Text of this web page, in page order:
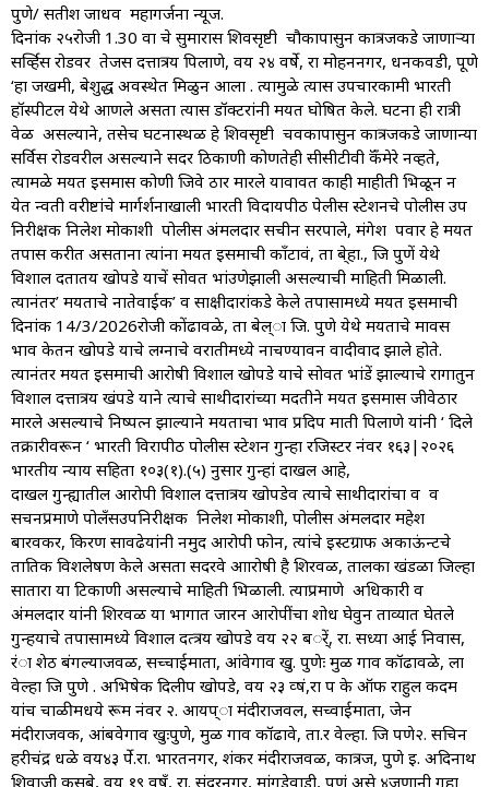
पुणे/ सतीश जाधव महागर्जना न्यूज.
दिनांक २५रोजी 1.30 वा चे सुमारास शिवसृष्टी चौकापासुन कात्रजकडे जाणाऱ्या
सर्व्हिस रोडवर तेजस दत्तात्रय पिलाणे, वय २४ वर्षे, रा मोहननगर, धनकवडी, पूणे
‘हा जखमी, बेशुद्ध अवस्थेत मिळुन आला . त्यामुळे त्यास उपचारकामी भारती
हॉस्पीटल येथे आणले असता त्यास डॉक्टरांनी मयत घोषित केले. घटना ही रात्री
वेळ असल्याने, तसेच घटनास्थळ हे शिवसृष्टी चवकापासुन कात्रजकडे जाणान्या
सर्विस रोडवरील असल्याने सदर ठिकाणी कोणतेही सीसीटीवी कॅँमेरे नव्हते,
त्यामळे मयत इसमास कोणी जिवे ठार मारले यावावत काही माहीती भिळून न
येत न्वती वरीष्टांचे मार्गर्शनाखाली भारती विदायपीठ पेलीस स्टेशनचे पोलीस उप
निरीक्षक निलेश मोकाशी पोलीस अंमलदार सचीन सरपाले, मंगेश पवार हे मयत
तपास करीत असताना त्यांना मयत इसमाची कॉंटावं, ता बे्हा., जि पुणें येथे
विशाल दतातय खोपडे याचें सोवत भांउणेझाली असल्याची माहिती मिळाली.
त्यानंतर’ मयताचे नातेवाईक’ व साक्षीदारांकडे केले तपासामध्ये मयत इसमाची
दिनांक 14/3/2026रोजी कोंढावळे, ता बेल्ा जि. पुणे येथे मयताचे मावस
भाव केतन खोपडे याचे लग्नाचे वरातीमध्ये नाचण्यावरुन वादीवाद झाले होते.
त्यानंतर मयत इसमाची आरोषी विशाल खोपडे याचे सोवत भांडें झाल्याचे रागातुन
विशाल दत्तात्रय खंपडे याने त्याचे साथीदारांच्या मदतीने मयत इसमास जीवेठार
मारले असल्याचे निष्पत्न झाल्याने मयताचा भाव प्रदिप मारुती पिलाणे यांनी ‘ दिले
तक्रारीवरून ‘ भारती विरापीठ पोलीस स्टेशन गुन्हा रजिस्टर नंवर १६३|२०२६
भारतीय न्याय सहिता १०३(१).(५) नुसार गुन्हां दाखल आहे,
दाखल गुन्ह्यातील आरोपी विशाल दत्तात्रय खोपडेव त्याचे साथीदारांचा व व
सचनप्रमाणे पोलँसउपनिरीक्षक निलेश मोकाशी, पोलीस अंमलदार महेश
बारवकर, किरण सावढेयांनी नमुद आरोपी फोन, त्यांचे इस्टग्राफ अकाऊंन्टचे
तातिक विशलेषण केले असता सदरवे आारोषी है शिरवळ, तालका खंडळा जिल्हा
सातारा या टिकाणी असल्याचे माहिती भिळाली. त्याप्रमाणे अधिकारी व
अंमलदार यांनी शिरवळ या भागात जारन आरोपींचा शोध घेवुन ताव्यात घेतले
गुन्हयाचे तपासामध्ये विशाल दत्त्रय खोपडे वय २२ बर्ें, रा. सध्या आई निवास,
रंा शेठ बंगल्याजवळ, सच्चाईमाता, आंवेगाव खु. पुणेः मुळ गाव कॉढावळे, ला
वेल्हा जि पुणे . अभिषेक दिलीप खोपडे, वय २३ व्षं,रा प के ऑफ राहुल कदम
यांच चाळीमधये रूम नंवर २. आयप्ा मंदीराजवल, सच्वाईमाता, जेन
मंदीराजवक, आंबवेगाव खुःपुणे, मुळ गाव कॉढावे, ता.र वेल्हा. जि पणे२. सचिन
हरीचंद्र धळे वय४३ र्पे.रा. भारतनगर, शंकर मंदीराजवळ, कात्रज, पुणे इ. अदिनाथ
शिवाजी कसबे, वय १९ वष्ँ, रा. सुंदरनगर, मांगडेवाडी, पुणं असे ४ुजणानी गुहा